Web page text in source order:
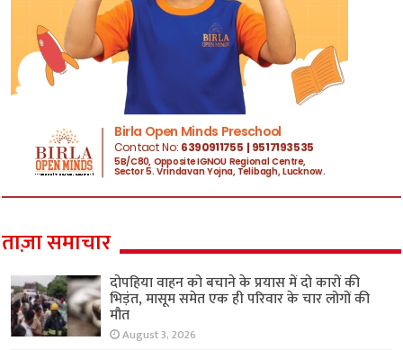
ताज़ा समाचार
दोपहिया वाहन को बचाने के प्रयास में दो कारों की
भिड़ंत, मासूम समेत एक ही परिवार के चार लोगों की
मौत
August 3, 2026